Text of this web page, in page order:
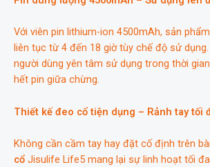
Với viên pin lithium-ion 4500mAh, sản
liên tục từ 4 đến 18 giờ tùy chế độ sử
người dùng yên tâm sử dụng trong thời
hết pin giữa chừng.
Thiết kế đeo cổ tiện dụng – Rảnh tay tối
Không cần cầm tay hay đặt cố định trên
cổ Jisulife Life5 mang lại sự linh hoạt tối